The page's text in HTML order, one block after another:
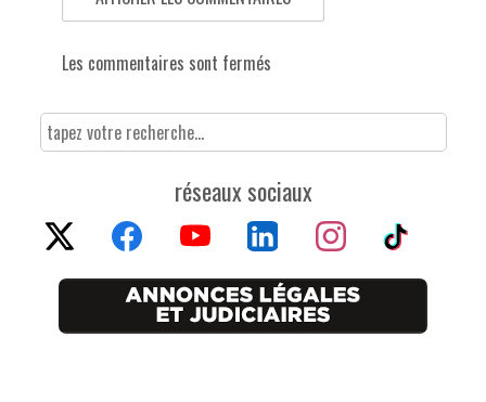
Les commentaires sont fermés
réseaux sociaux